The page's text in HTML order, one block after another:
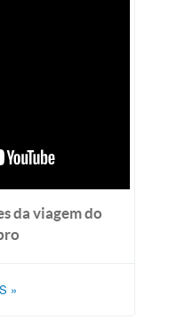
da viagem do
»